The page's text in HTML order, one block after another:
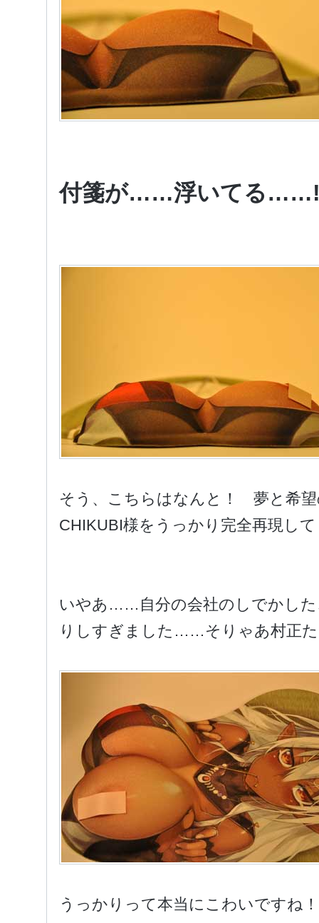
付箋が……浮いてる
そう、こちらはなんと！ 夢と希
CHIKUBI様をうっかり完全再現し
いやあ……自分の会社のしでかし
りしすぎました……そりゃあ村正
うっかりって本当にこわいですね！